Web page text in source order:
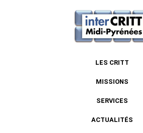
LES CRITT
MISSIONS
SERVICES
ACTUALITÉS